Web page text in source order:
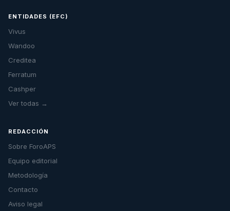
ENTIDADES (EFC)
Vivus
Wandoo
Creditea
Ferratum
Cashper
Ver todas →
REDACCIÓN
Sobre ForoAPS
Equipo editorial
Metodología
Contacto
Aviso legal